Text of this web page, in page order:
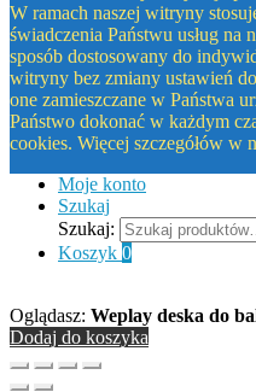
W ramach naszej witryny
świadczenia Państwu usług
sposób dostosowany do
witryny bez zmiany ustawień
one zamieszczane w Państwa
Państwo dokonać w każdym
cookies. Więcej szczegółów w
Moje konto
Szukaj
Szukaj:
Koszyk 0
Oglądasz: Weplay deska do
Dodaj do koszyka